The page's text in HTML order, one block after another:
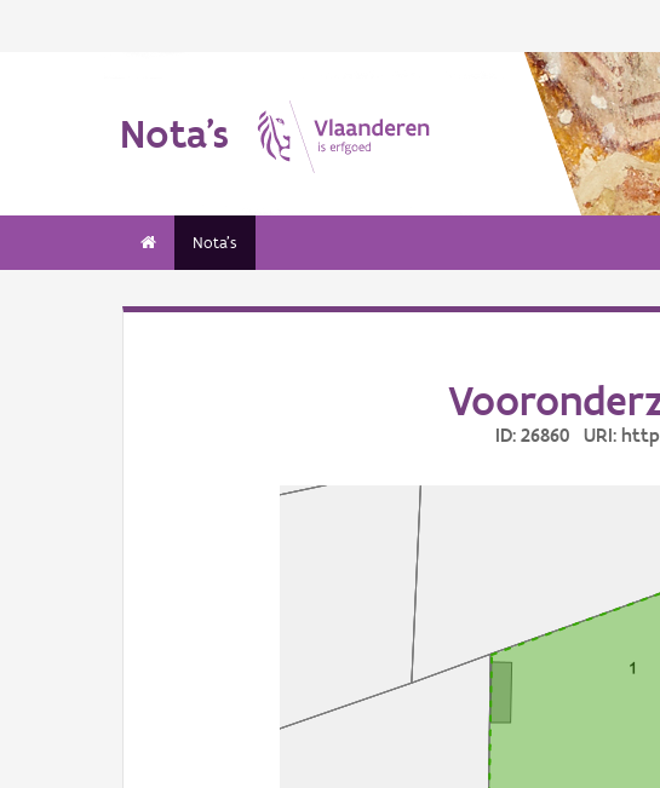
Nota's
Nota's
ID: 26860 URI: